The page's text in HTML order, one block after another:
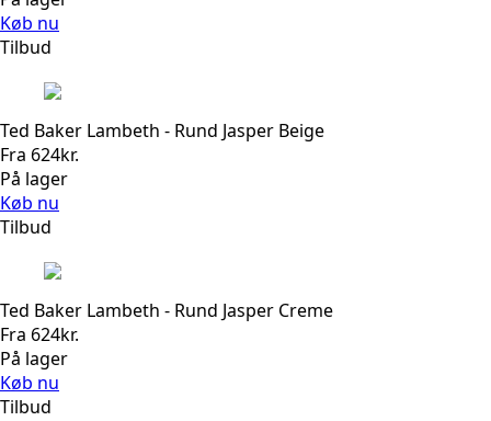
Køb nu
Tilbud
Ted Baker Lambeth - Rund Jasper Beige
Fra 624kr.
På lager
Køb nu
Tilbud
Ted Baker Lambeth - Rund Jasper Creme
Fra 624kr.
På lager
Køb nu
Tilbud